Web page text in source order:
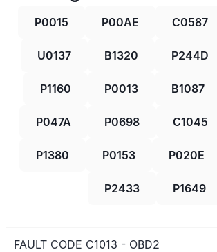
P0015 P00AE C0587
U0137 B1320 P244D
P1160 P0013 B1087
P047A P0698 C1045
P1380 P0153 P020E
P2433 P1649
FAULT CODE C1013 - OBD2